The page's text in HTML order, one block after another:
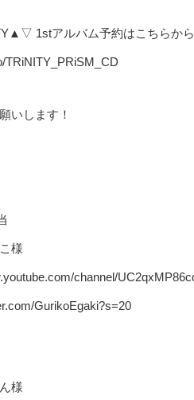
1stアルバム予約はこちらから
TRiNITY_PRiSM_CD
いします！
様
channel/
GurikoEgaki?s=20
様